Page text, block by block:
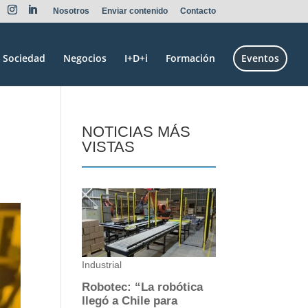
Nosotros Enviar contenido Contacto
Sociedad Negocios I+D+i Formación Eventos
NOTICIAS MÁS
VISTAS